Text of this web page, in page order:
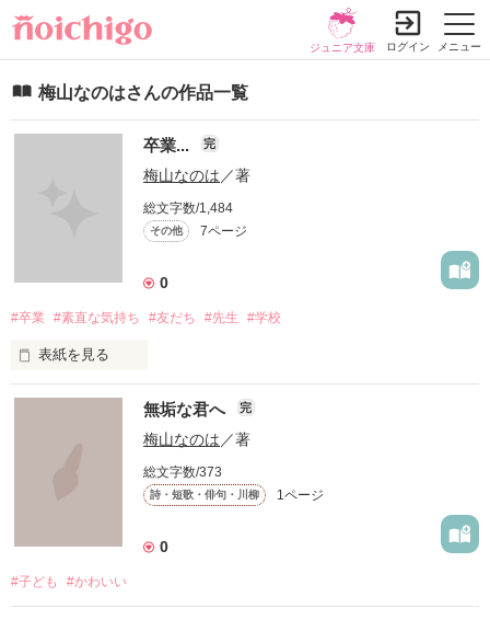
メニュー
ジュニア文庫 ログイン
梅山なのはさんの作品一覧
卒業... 完
梅山なのは ／著
総文字数/1,484
その他 7ページ
0
#卒業 #素直な気持ち #友だち #先生 #学校
表紙を見る
卒業まであと３ヶ月。
他人にとってはどうでもいい話かもしれないけど、少しでも共
感してくれる人がいたら、
無垢な君へ 完
梅山なのは ／著
総文字数/373
詩・短歌・俳句・川柳 1ページ
0
#子ども #かわいい